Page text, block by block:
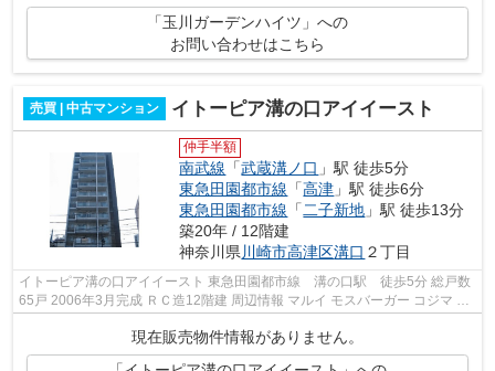
「玉川ガーデンハイツ」への
お問い合わせはこちら
売買 | 中古マンション イトーピア溝の口アイイースト
仲手半額
南武線 「武蔵溝ノ口 」駅 徒歩5分
東急田園都市線 「高津 」駅 徒歩6分
東急田園都市線 「 二子新地 」駅 徒歩13分
築20年 / 12階建
神奈川県 川崎市高津区溝口 ２丁目
イトーピア溝の口アイイースト 東急田園都市線 溝の口駅 徒歩5分 総戸数
65戸 2006年3月完成 ＲＣ造12階建 周辺情報 マルイ モスバーガー コジマ フ
ァミマ！！
現在販売物件情報がありません。